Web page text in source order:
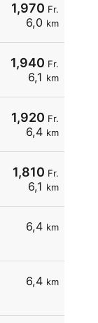
1,970 Fr.
6,0 km
1,940 Fr.
6,1 km
1,920 Fr.
6,4 km
1,810 Fr.
6,1 km
6,4 km
6,4 km